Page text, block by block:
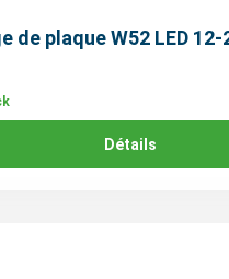
de plaque W52 LED
Détails